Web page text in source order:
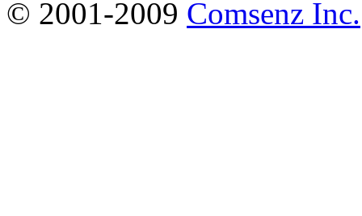
© 2001-2009 Comsenz Inc.